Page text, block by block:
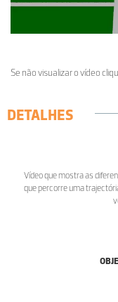
Se não visualizar o vídeo
DETALHES
Vídeo que mostra as
que percorre uma